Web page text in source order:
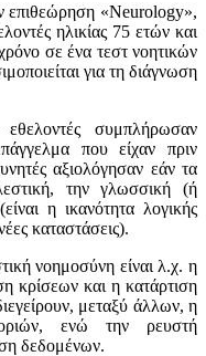
επιθεώρηση «Neurology»,
ηλικίας 75 ετών και
σε ένα τεστ νοητικών
για τη διάγνωση
συμπλήρωσαν
που είχαν πριν
αξιολόγησαν εάν τα
την γλωσσική (ή
η ικανότητα λογικής
καταστάσεις).
νοημοσύνη είναι λ.χ. η
κρίσεων και η κατάρτιση
μεταξύ άλλων, η
ενώ την ρευστή
δεδομένων.